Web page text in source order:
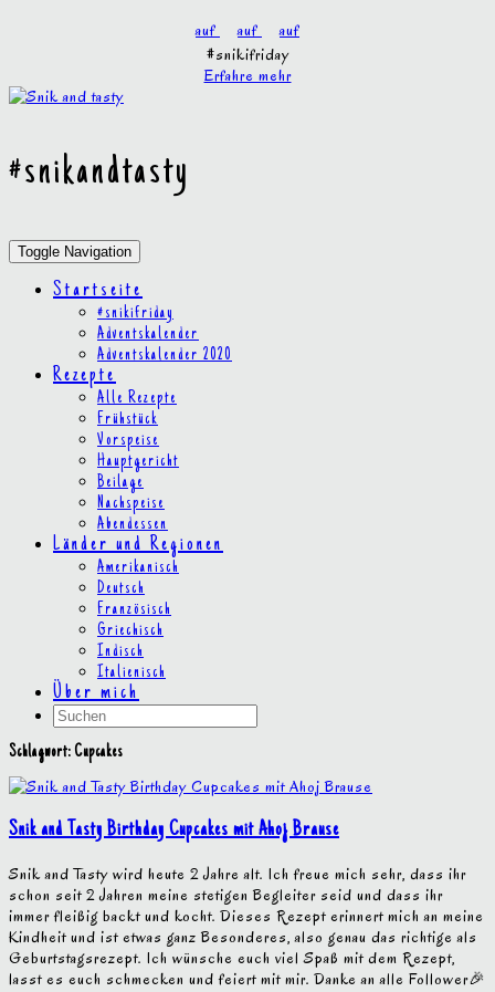
auf auf
auf
#snikifriday
Erfahre mehr
Toggle
#snikandtasty
Toggle Navigation
Startseite
#snikifriday
Adventskalender
Adventskalender 2020
Rezepte
Alle Rezepte
Frühstück
Vorspeise
Hauptgericht
Beilage
Nachspeise
Abendessen
Länder und Regionen
Amerikanisch
Deutsch
Französisch
Griechisch
Indisch
Italienisch
Über mich
Schlagwort:Cupcakes
Snik and Tasty Birthday Cupcakes mit Ahoj Brause
Snik and Tasty wird heute 2 Jahre alt. Ich freue mich sehr, dass ihr
schon seit 2 Jahren meine stetigen Begleiter seid und dass ihr
immer fleißig backt und kocht. Dieses Rezept erinnert mich an meine
Kindheit und ist etwas ganz Besonderes, also genau das richtige als
Geburtstagsrezept. Ich wünsche euch viel Spaß mit dem Rezept,
lasst es euch schmecken und feiert mit mir. Danke an alle Follower🎉